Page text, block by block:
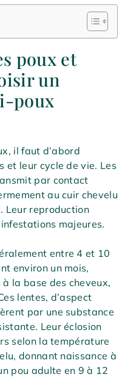
poux et
un
poux
il faut d’abord
et leur cycle de vie. Les
par contact
au cuir chevelu
Leur reproduction
majeures.
entre 4 et 10
environ un mois,
la base des cheveux,
lentes, d’aspect
par une substance
Leur éclosion
selon la température
donnant naissance à
pou adulte en 9 à 12